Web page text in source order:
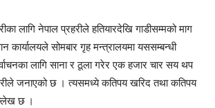
लागि नेपाल प्रहरीले हतियारदेखि गाडीसम्मको माग
कार्यालयले सोमबार गृह मन्त्रालयमा यससम्बन्धी
लागि साना र ठूला गरेर एक हजार चार सय थप
जनाएको छ । त्यसमध्ये कतिपय खरिद तथा कतिपय
छ ।